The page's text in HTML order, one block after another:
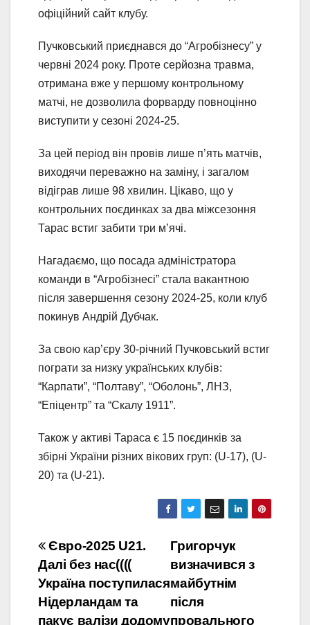
офіційний сайт клубу.
Пучковський приєднався до “Агробізнесу” у
червні 2024 року. Проте серйозна травма,
отримана вже у першому контрольному
матчі, не дозволила форварду повноцінно
виступити у сезоні 2024-25.
За цей період він провів лише п’ять матчів,
виходячи переважно на заміну, і загалом
відіграв лише 98 хвилин. Цікаво, що у
контрольних поєдинках за два міжсезоння
Тарас встиг забити три м’ячі.
Нагадаємо, що посада адміністратора
команди в “Агробізнесі” стала вакантною
після завершення сезону 2024-25, коли клуб
покинув Андрій Дубчак.
За свою кар’єру 30-річний Пучковський встиг
пограти за низку українських клубів:
“Карпати”, “Полтаву”, “Оболонь”, ЛНЗ,
“Епіцентр” та “Скалу 1911”.
Також у активі Тараса є 15 поєдинків за
збірні України різних вікових груп: (U-17), (U-
20) та (U-21).
Навігація
записів
Григорчук
визначився з
майбутнім
після
провального
Євро-2025 U21.
Далі без нас((((
Україна поступилася
Нідерландам та
пакує валізи додому